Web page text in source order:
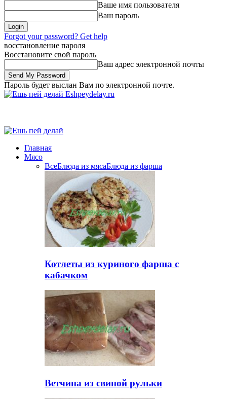
Ваше имя пользователя
Ваш пароль
Forgot your password? Get help
восстановление пароля
Восстановите свой пароль
Ваш адрес электронной почты
Пароль будет выслан Вам по электронной почте.
Eshpeydelay.ru
Главная
Мясо
ВсеБлюда из мясаБлюда из фарша
Котлеты из куриного фарша с
кабачком
Ветчина из свиной рульки